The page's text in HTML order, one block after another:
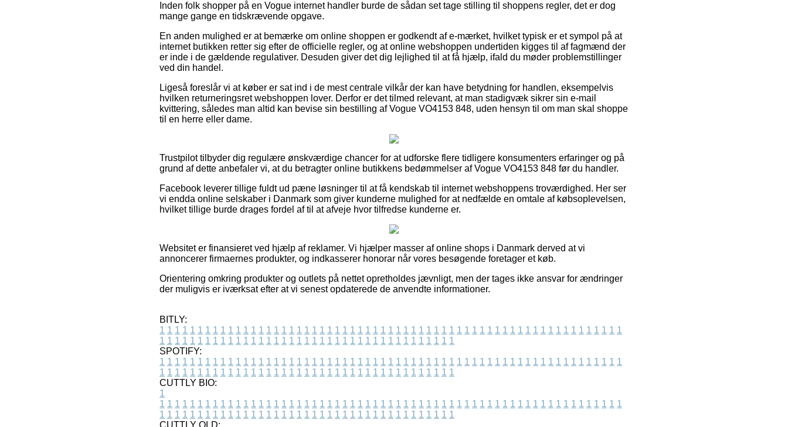
Inden folk shopper på en Vogue internet handler burde de sådan set tage stilling til shoppens regler, det er dog
mange gange en tidskrævende opgave.
En anden mulighed er at bemærke om online shoppen er godkendt af e-mærket, hvilket typisk er et sympol på at
internet butikken retter sig efter de officielle regler, og at online webshoppen undertiden kigges til af fagmænd der
er inde i de gældende regulativer. Desuden giver det dig lejlighed til at få hjælp, ifald du møder problemstillinger
ved din handel.
Ligeså foreslår vi at køber er sat ind i de mest centrale vilkår der kan have betydning for handlen, eksempelvis
hvilken returneringsret webshoppen lover. Derfor er det tilmed relevant, at man stadigvæk sikrer sin e-mail
kvittering, således man altid kan bevise sin bestilling af Vogue VO4153 848, uden hensyn til om man skal shoppe
til en herre eller dame.
Trustpilot tilbyder dig regulære ønskværdige chancer for at udforske flere tidligere konsumenters erfaringer og på
grund af dette anbefaler vi, at du betragter online butikkens bedømmelser af Vogue VO4153 848 før du handler.
Facebook leverer tillige fuldt ud pæne løsninger til at få kendskab til internet webshoppens troværdighed. Her ser
vi endda online selskaber i Danmark som giver kunderne mulighed for at nedfælde en omtale af købsoplevelsen,
hvilket tillige burde drages fordel af til at afveje hvor tilfredse kunderne er.
Websitet er finansieret ved hjælp af reklamer. Vi hjælper masser af online shops i Danmark derved at vi
annoncerer firmaernes produkter, og indkasserer honorar når vores besøgende foretager et køb.
Orientering omkring produkter og outlets på nettet opretholdes jævnligt, men der tages ikke ansvar for ændringer
der muligvis er iværksat efter at vi senest opdaterede de anvendte informationer.
BITLY:
1 1 1 1 1 1 1 1 1 1 1 1 1 1 1 1 1 1 1 1 1 1 1 1 1 1 1 1 1 1 1 1 1 1 1 1 1 1 1 1 1 1 1 1 1 1 1 1 1 1 1 1 1 1 1 1 1 1 1 1 1
1 1 1 1 1 1 1 1 1 1 1 1 1 1 1 1 1 1 1 1 1 1 1 1 1 1 1 1 1 1 1 1 1 1 1 1 1 1 1
SPOTIFY:
1 1 1 1 1 1 1 1 1 1 1 1 1 1 1 1 1 1 1 1 1 1 1 1 1 1 1 1 1 1 1 1 1 1 1 1 1 1 1 1 1 1 1 1 1 1 1 1 1 1 1 1 1 1 1 1 1 1 1 1 1
1 1 1 1 1 1 1 1 1 1 1 1 1 1 1 1 1 1 1 1 1 1 1 1 1 1 1 1 1 1 1 1 1 1 1 1 1 1 1
CUTTLY BIO:
1
1 1 1 1 1 1 1 1 1 1 1 1 1 1 1 1 1 1 1 1 1 1 1 1 1 1 1 1 1 1 1 1 1 1 1 1 1 1 1 1 1 1 1 1 1 1 1 1 1 1 1 1 1 1 1 1 1 1 1 1 1
1 1 1 1 1 1 1 1 1 1 1 1 1 1 1 1 1 1 1 1 1 1 1 1 1 1 1 1 1 1 1 1 1 1 1 1 1 1 1